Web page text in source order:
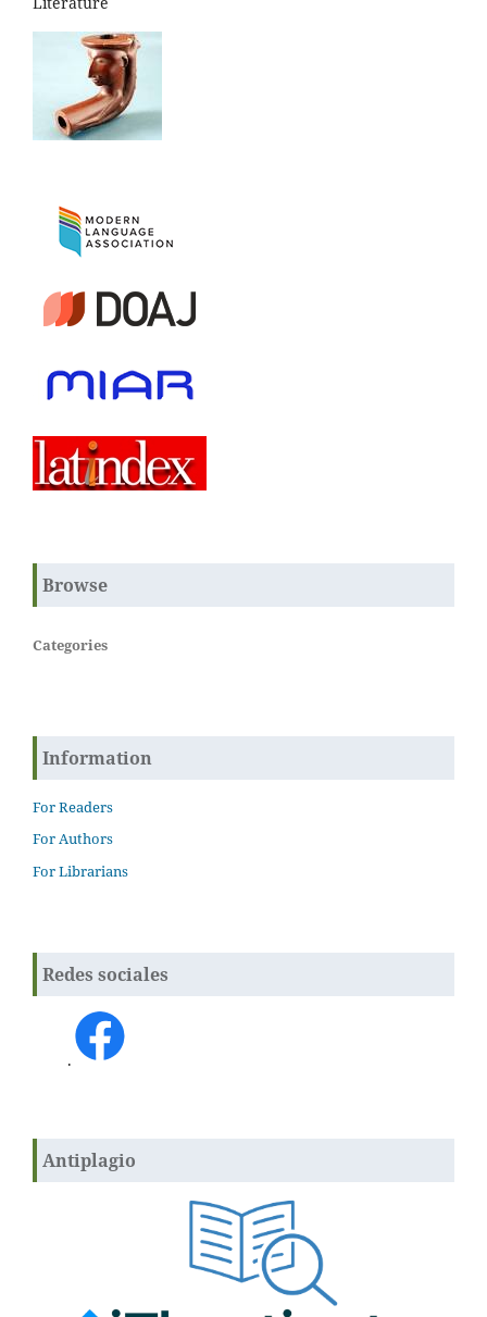
Browse
Categories
Information
For Readers
For Authors
For Librarians
Redes sociales
.
Antiplagio